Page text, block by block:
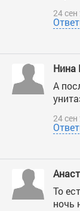
24
Нина
А
24
То
ночь